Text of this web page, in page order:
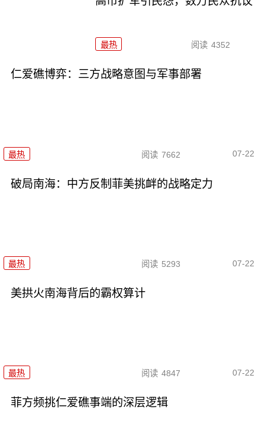
最热 阅读 4352
仁爱礁博弈：三方战略意图与军事部署
最热 阅读 7662 07-22
破局南海：中方反制菲美挑衅的战略定力
最热 阅读 5293 07-22
美拱火南海背后的霸权算计
最热 阅读 4847 07-22
菲方频挑仁爱礁事端的深层逻辑